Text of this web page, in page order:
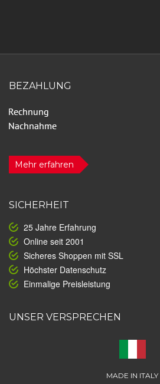
BEZAHLUNG
Mehr erfahren
SICHERHEIT
25 Jahre Erfahrung
Online seit 2001
Sicheres Shoppen mit SSL
Höchster Datenschutz
Einmalige Preisleistung
UNSER VERSPRECHEN
MADE IN ITALY